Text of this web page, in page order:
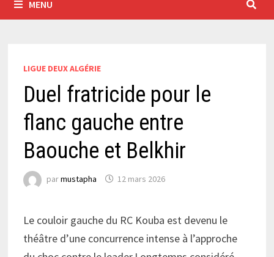
MENU
LIGUE DEUX ALGÉRIE
Duel fratricide pour le
flanc gauche entre
Baouche et Belkhir
parmustapha 12 mars 2026
Le couloir gauche du RC Kouba est devenu le
théâtre d’une concurrence intense à l’approche